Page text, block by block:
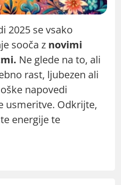
2025 se vsako
sooča z novimi
Ne glede na to, ali
rast, ljubezen ali
napovedi
usmeritve. Odkrijte,
energije te